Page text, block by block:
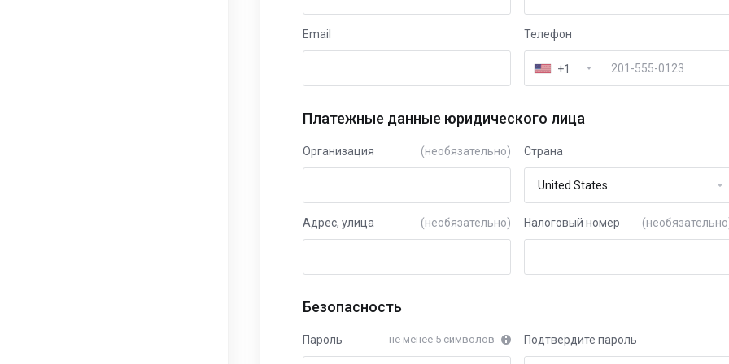
Email Телефон
+1
Платежные данные юридического лица
Организация (необязательно) Страна
Адрес, улица (необязательно) Налоговый номер
Безопасность
Пароль не менее 5 символов Подтвердите пароль